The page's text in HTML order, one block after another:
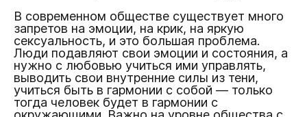
В современном обществе существует много
запретов на эмоции, на крик, на яркую
сексуальность, и это большая проблема.
Люди подавляют свои эмоции и состояния, а
нужно с любовью учиться ими управлять,
выводить свои внутренние силы из тени,
учиться быть в гармонии с собой — только
тогда человек будет в гармонии с